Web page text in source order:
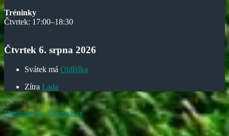
Tréninky
Čtvrtek: 17:00–18:30
Čtvrtek 6. srpna 2026
Svátek má Oldřiška
Zítra Lada
© 2026
Designed by ThemeBoy